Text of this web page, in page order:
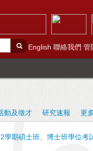
English 聯絡我們 管
動及徵才 研究速報 更
學期碩士班、博士班學位考